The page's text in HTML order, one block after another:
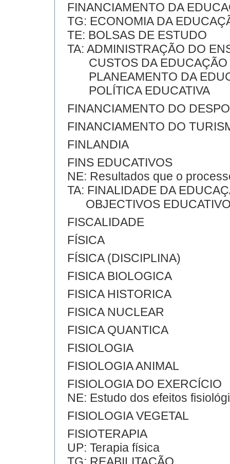
FINANCIAMENTO DA
TG: ECONOMIA DA
TE: BOLSAS DE ESTUDO
TA: ADMINISTRAÇÃO DO
CUSTOS DA EDUCAÇÃO
PLANEAMENTO DA
POLÍTICA EDUCATIVA
FINANCIAMENTO DO
FINANCIAMENTO DO
FINLANDIA
FINS EDUCATIVOS
NE: Resultados que o
TA: FINALIDADE DA
OBJECTIVOS
FISCALIDADE
FÍSICA
FÍSICA (DISCIPLINA)
FISICA BIOLOGICA
FISICA HISTORICA
FISICA NUCLEAR
FISICA QUANTICA
FISIOLOGIA
FISIOLOGIA ANIMAL
FISIOLOGIA DO EXERCÍCIO
NE: Estudo dos efeitos
FISIOLOGIA VEGETAL
FISIOTERAPIA
UP: Terapia física